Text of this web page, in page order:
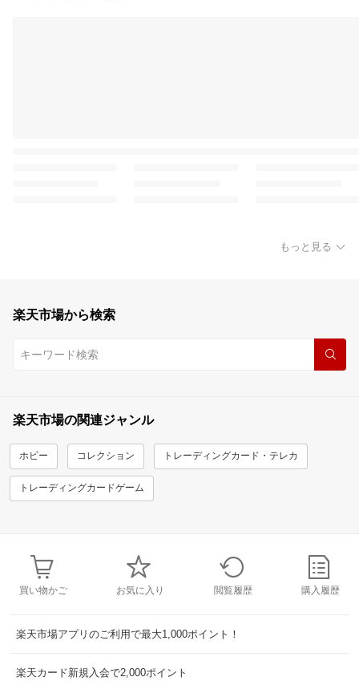
もっと見る
楽天市場から検索
楽天市場の関連ジャンル
ホビー コレクション トレーディングカード・テレカ
トレーディングカードゲーム
買い物かご お気に入り 閲覧履歴 購入履歴
楽天市場アプリのご利用で最大1,000ポイント！
楽天カード新規入会で2,000ポイント